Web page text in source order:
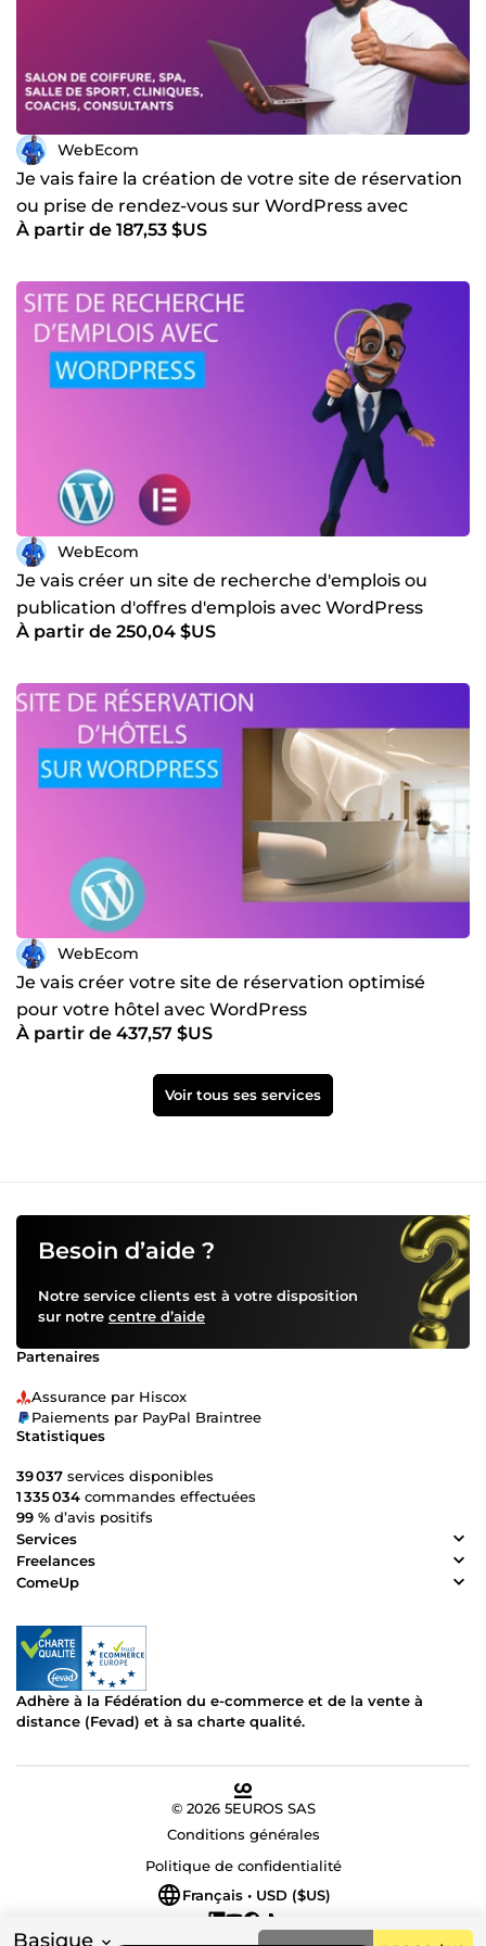
Basique
WebEcom
Je vais faire la création de votre site de réservation
ou prise de rendez-vous sur WordPress avec
Amelia
À partir de 187,53 $US
WebEcom
Je vais créer un site de recherche d'emplois ou
publication d'offres d'emplois avec WordPress
À partir de 250,04 $US
WebEcom
Je vais créer votre site de réservation optimisé
pour votre hôtel avec WordPress
À partir de 437,57 $US
Voir tous ses services
Besoin d’aide ?
Notre service clients est à votre disposition
sur notre centre d’aide
Partenaires
Assurance par Hiscox
Paiements par PayPal Braintree
Statistiques
39 037 services disponibles
1 335 034 commandes effectuées
99 % d’avis positifs
Services
Freelances
ComeUp
Adhère à la Fédération du e-commerce et de la vente à
distance (Fevad) et à sa charte qualité.
© 2026 5EUROS SAS
Conditions générales
Politique de confidentialité
Français • USD ($US)